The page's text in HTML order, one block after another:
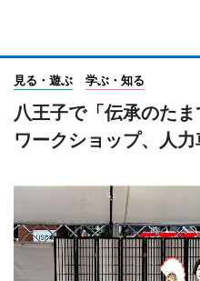
見る・遊ぶ 学ぶ・知る
八王子で「伝承のた
ワークショップ、人